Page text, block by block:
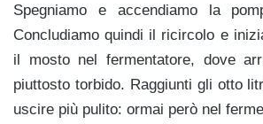
Spegniamo e accendiamo la
Concludiamo quindi il ricircolo e
il mosto nel fermentatore, dove
piuttosto torbido. Raggiunti gli otto
uscire più pulito: ormai però nel